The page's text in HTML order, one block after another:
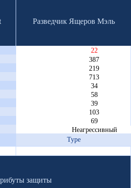
Разведчик Ящеров Мэль
22
387
219
713
34
58
39
103
69
Неагрессивный
Type
защиты